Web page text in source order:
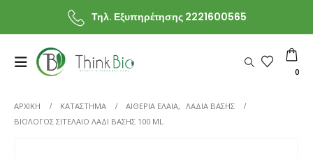
Τηλ. Εξυπηρέτησης 2221600565
0
ΑΡΧΙΚΗ ΚΑΤΆΣΤΗΜΑ ΑΙΘΕΡΙΑ ΕΛΑΙΑ, ΛΑΔΙΑ ΒΑΣΗΣ
ΒΙΟΛΌΓΟΣ ΣΙΤΈΛΑΙΟ ΛΆΔΙ ΒΆΣΗΣ 100 ML